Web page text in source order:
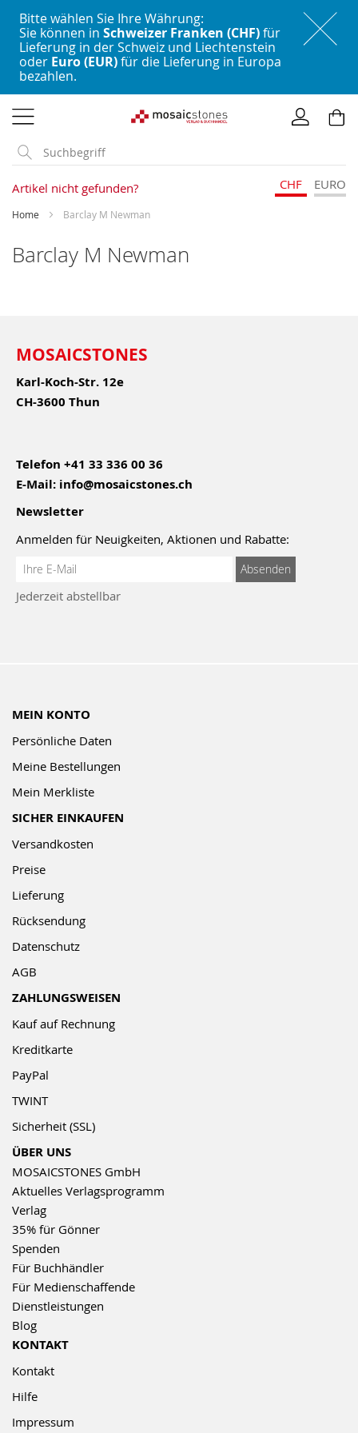
Bitte wählen Sie Ihre Währung:
Sie können in Schweizer Franken (CHF)für
Lieferung in der Schweiz und Liechtenstein
oder Euro (EUR)für die Lieferung in Europa
bezahlen.
zum
Inhalt
Artikel nicht gefunden? CHF EURO
Home Barclay M Newman
Barclay M Newman
MOSAICSTONES
Karl-Koch-Str. 12e
CH-3600 Thun
Telefon +41 33 336 00 36
E-Mail: info@mosaicstones.ch
Newsletter
Anmelden für Neuigkeiten, Aktionen und Rabatte:
Anmeldung
Newsletter:
Absenden
Jederzeit abstellbar
MEIN KONTO
Persönliche Daten
Meine Bestellungen
Mein Merkliste
SICHER EINKAUFEN
Versandkosten
Preise
Lieferung
Rücksendung
Datenschutz
AGB
ZAHLUNGSWEISEN
Kauf auf Rechnung
Kreditkarte
PayPal
TWINT
Sicherheit (SSL)
ÜBER UNS
MOSAICSTONES GmbH
Aktuelles Verlagsprogramm
Verlag
35% für Gönner
Spenden
Für Buchhändler
Für Medienschaffende
Dienstleistungen
Blog
KONTAKT
Kontakt
Hilfe
Impressum